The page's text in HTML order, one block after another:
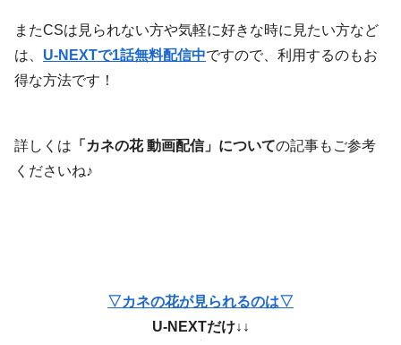
またCSは見られない方や気軽に好きな時に見たい方など
は、 U-NEXTで1話無料配信中ですので、利用するのもお
得な方法です！
詳しくは 「カネの花 動画配信」についての記事もご参考
くださいね♪
▽カネの花が見られるのは▽
U-NEXTだけ↓↓